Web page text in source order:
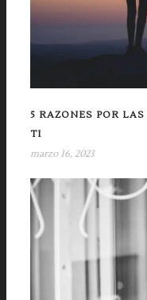
5 RAZONES POR
TI
marzo 16, 2023